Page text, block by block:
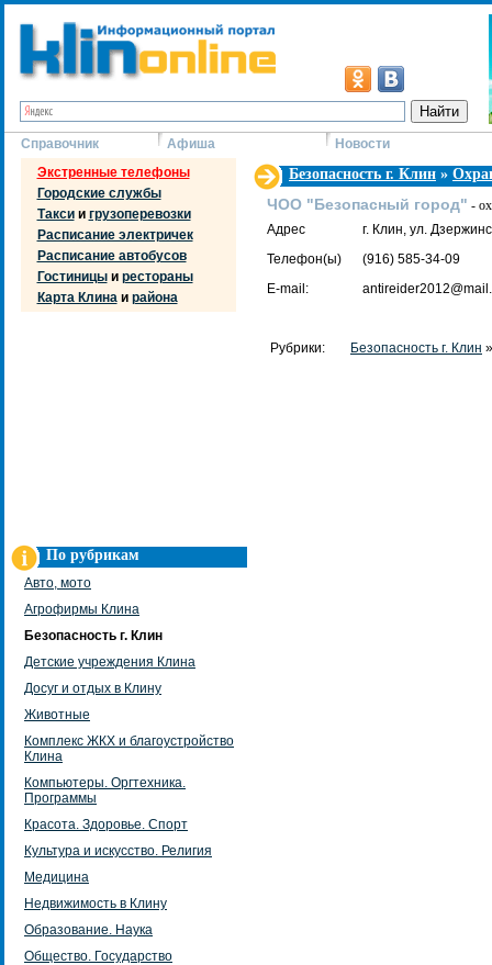
Справочник Афиша
Новости
Экстренные телефоны
Городские службы
Таксии грузоперевозки
Расписание электричек
Расписание автобусов
Гостиницыи рестораны
Карта Клинаи района
По рубрикам
Авто, мото
Агрофирмы Клина
Безопасность г. Клин
Детские учреждения Клина
Досуг и отдых в Клину
Животные
Комплекс ЖКХ и благоустройство
Клина
Компьютеры. Оргтехника.
Программы
Красота. Здоровье. Спорт
Культура и искусство. Религия
Медицина
Недвижимость в Клину
Образование. Наука
Общество. Государство
Безопасность г. Клин »
ЧОО "Безопасный город" -
Адрес
г. Клин, ул.
Телефон(ы)
(916) 585-34-09
E-mail:
Рубрики: Безопасность г. Клин